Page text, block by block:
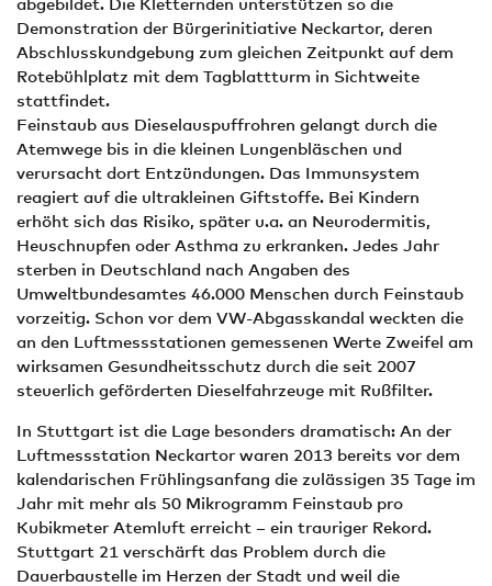
Demonstration der Bürgerinitiative Neckartor, deren
Abschlusskundgebung zum gleichen Zeitpunkt auf dem
Rotebühlplatz mit dem Tagblattturm in Sichtweite
stattfindet.
Feinstaub aus Dieselauspuffrohren gelangt durch die
Atemwege bis in die kleinen Lungenbläschen und
verursacht dort Entzündungen. Das Immunsystem
reagiert auf die ultrakleinen Giftstoffe. Bei Kindern
erhöht sich das Risiko, später u.a. an Neurodermitis,
Heuschnupfen oder Asthma zu erkranken. Jedes Jahr
sterben in Deutschland nach Angaben des
Umweltbundesamtes 46.000 Menschen durch Feinstaub
vorzeitig. Schon vor dem VW-Abgasskandal weckten die
an den Luftmessstationen gemessenen Werte Zweifel am
wirksamen Gesundheitsschutz durch die seit 2007
steuerlich geförderten Dieselfahrzeuge mit Rußfilter.
In Stuttgart ist die Lage besonders dramatisch: An der
Luftmessstation Neckartor waren 2013 bereits vor dem
kalendarischen Frühlingsanfang die zulässigen 35 Tage im
Jahr mit mehr als 50 Mikrogramm Feinstaub pro
Kubikmeter Atemluft erreicht – ein trauriger Rekord.
Stuttgart 21 verschärft das Problem durch die
Dauerbaustelle im Herzen der Stadt und weil die